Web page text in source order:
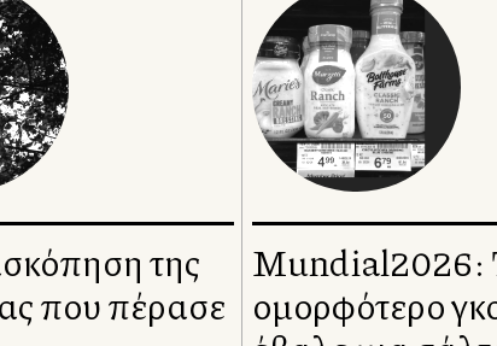
της
που πέρασε
Mundial2026:
ομορφότερο